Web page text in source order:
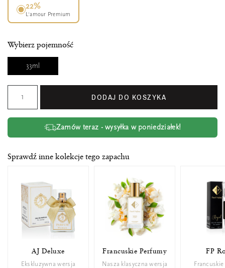
22%
L’amour Premium
Wybierz pojemność
33ml
DODAJ DO KOSZYKA
Zamów teraz - wysyłka w poniedziałek!
Sprawdź inne kolekcje tego zapachu
AJ Deluxe
Ekskluzywna wersja
Francuskie Perfumy
Nasza klasyczna wersja
FP